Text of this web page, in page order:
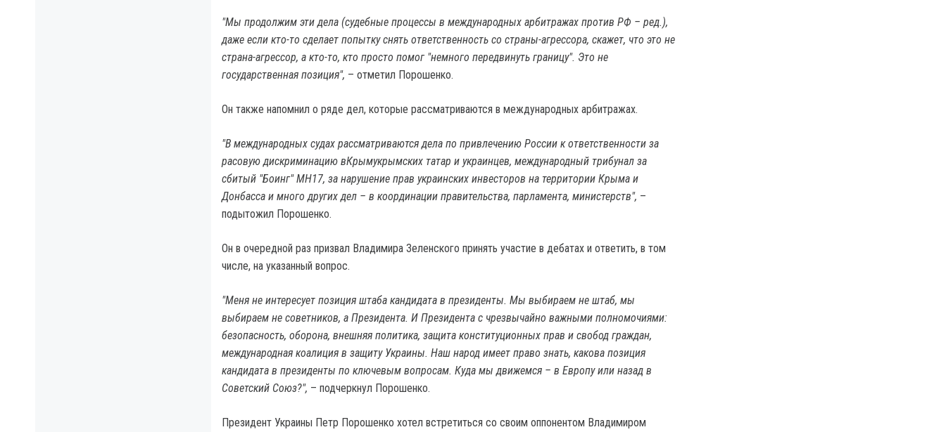
"Мы продолжим эти дела (судебные процессы в международных арбитражах против РФ – ред.),
даже если кто-то сделает попытку снять ответственность со страны-агрессора, скажет, что это не
страна-агрессор, а кто-то, кто просто помог "немного передвинуть границу". Это не
государственная позиция", – отметил Порошенко.
Он также напомнил о ряде дел, которые рассматриваются в международных арбитражах.
"В международных судах рассматриваются дела по привлечению России к ответственности за
расовую дискриминацию вКрымукрымских татар и украинцев, международный трибунал за
сбитый "Боинг" МН17, за нарушение прав украинских инвесторов на территории Крыма и
Донбасса и много других дел – в координации правительства, парламента, министерств", –
подытожил Порошенко.
Он в очередной раз призвал Владимира Зеленского принять участие в дебатах и ответить, в том
числе, на указанный вопрос.
"Меня не интересует позиция штаба кандидата в президенты. Мы выбираем не штаб, мы
выбираем не советников, а Президента. И Президента с чрезвычайно важными полномочиями:
безопасность, оборона, внешняя политика, защита конституционных прав и свобод граждан,
международная коалиция в защиту Украины. Наш народ имеет право знать, какова позиция
кандидата в президенты по ключевым вопросам. Куда мы движемся – в Европу или назад в
Советский Союз?", – подчеркнул Порошенко.
Президент Украины Петр Порошенко хотел встретиться со своим оппонентом Владимиром